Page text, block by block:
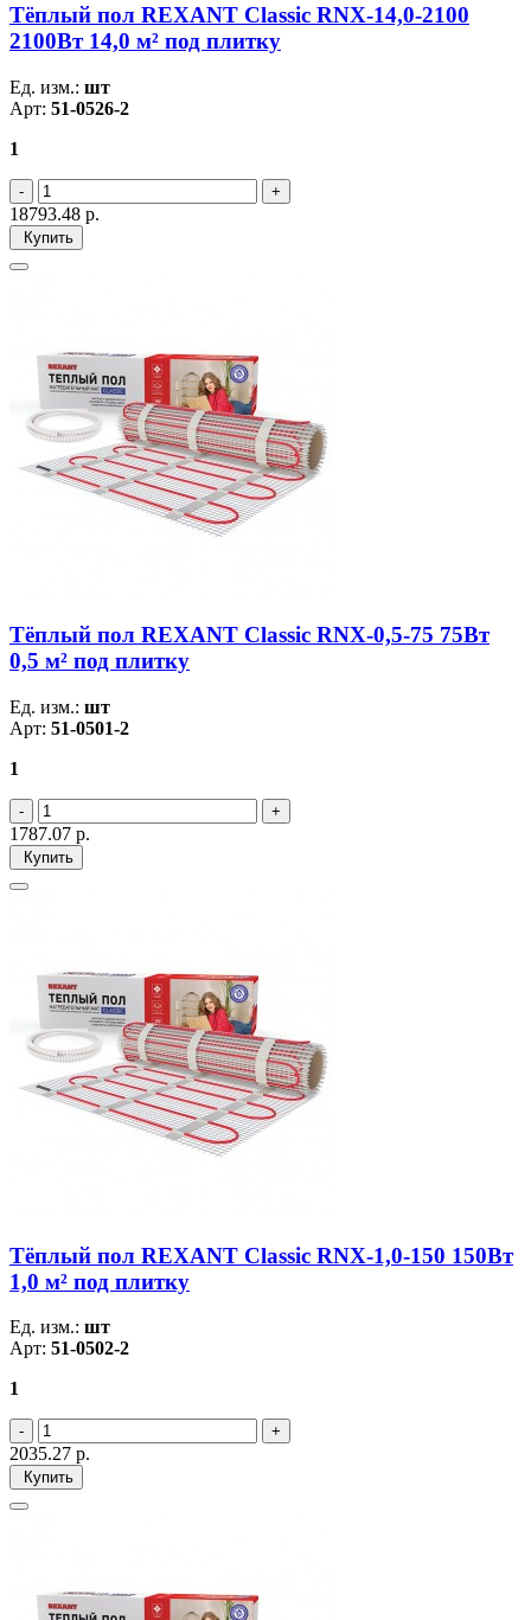
Тёплый пол REXANT Classic RNX-14,0-2100
2100Вт 14,0 м² под плитку
Ед. изм.: шт
Арт: 51-0526-2
1
18793.48 р.
Купить
Тёплый пол REXANT Classic RNX-0,5-75 75Вт
0,5 м² под плитку
Ед. изм.: шт
Арт: 51-0501-2
1
1787.07 р.
Купить
Тёплый пол REXANT Classic RNX-1,0-150 150Вт
1,0 м² под плитку
Ед. изм.: шт
Арт: 51-0502-2
1
2035.27 р.
Купить